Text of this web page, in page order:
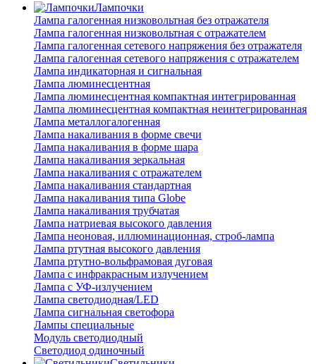
Лампочки
Лампа галогенная низковольтная без отражателя
Лампа галогенная низковольтная с отражателем
Лампа галогенная сетевого напряжения без отражателя
Лампа галогенная сетевого напряжения с отражателем
Лампа индикаторная и сигнальная
Лампа люминесцентная
Лампа люминесцентная компактная интегрированная
Лампа люминесцентная компактная неинтегрированная
Лампа металлогалогенная
Лампа накаливания в форме свечи
Лампа накаливания в форме шара
Лампа накаливания зеркальная
Лампа накаливания с отражателем
Лампа накаливания стандартная
Лампа накаливания типа Globe
Лампа накаливания трубчатая
Лампа натриевая высокого давления
Лампа неоновая, иллюминационная, строб-лампа
Лампа ртутная высокого давления
Лампа ртутно-вольфрамовая дуговая
Лампа с инфракрасным излучением
Лампа с УФ-излучением
Лампа светодиодная/LED
Лампа сигнальная светофора
Лампы специальные
Модуль светодиодный
Светодиод одиночный